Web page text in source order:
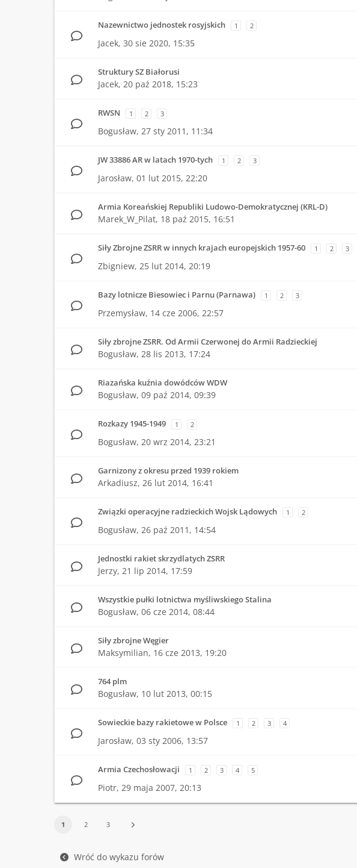
Nazewnictwo jednostek rosyjskich 1 2
Jacek, 30 sie 2020, 15:35
Struktury SZ Białorusi
Jacek, 20 paź 2018, 15:23
RWSN 1 2 3
Bogusław, 27 sty 2011, 11:34
JW 33886 AR w latach 1970-tych 1 2 3
Jarosław, 01 lut 2015, 22:20
Armia Koreańskiej Republiki Ludowo-Demokratycznej (KRL-D)
Marek_W_Pilat, 18 paź 2015, 16:51
Siły Zbrojne ZSRR w innych krajach europejskich 1957-60 1 2 3
Zbigniew, 25 lut 2014, 20:19
Bazy lotnicze Biesowiec i Parnu (Parnawa) 1 2 3
Przemysław, 14 cze 2006, 22:57
Siły zbrojne ZSRR. Od Armii Czerwonej do Armii Radzieckiej
Bogusław, 28 lis 2013, 17:24
Riazańska kuźnia dowódców WDW
Bogusław, 09 paź 2014, 09:39
Rozkazy 1945-1949 1 2
Bogusław, 20 wrz 2014, 23:21
Garnizony z okresu przed 1939 rokiem
Arkadiusz, 26 lut 2014, 16:41
Związki operacyjne radzieckich Wojsk Lądowych 1 2
Bogusław, 26 paź 2011, 14:54
Jednostki rakiet skrzydlatych ZSRR
Jerzy, 21 lip 2014, 17:59
Wszystkie pułki lotnictwa myśliwskiego Stalina
Bogusław, 06 cze 2014, 08:44
Siły zbrojne Węgier
Maksymilian, 16 cze 2013, 19:20
764 plm
Bogusław, 10 lut 2013, 00:15
Sowieckie bazy rakietowe w Polsce 1 2 3 4
Jarosław, 03 sty 2006, 13:57
Armia Czechosłowacji 1 2 3 4 5
Piotr, 29 maja 2007, 20:13
1 2 3
Wróć do wykazu forów